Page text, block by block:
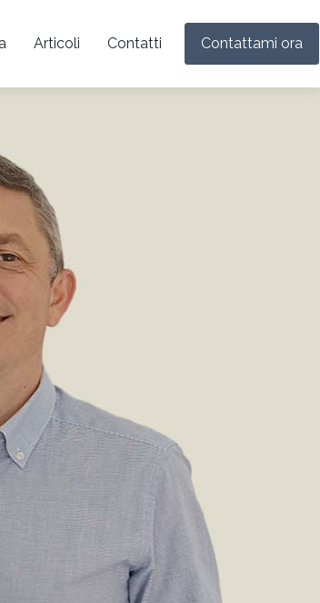
Contattami ora
Articoli Contatti